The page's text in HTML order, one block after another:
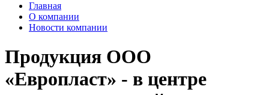
Главная
О компании
Новости компании
Продукция ООО
«Европласт» - в центре